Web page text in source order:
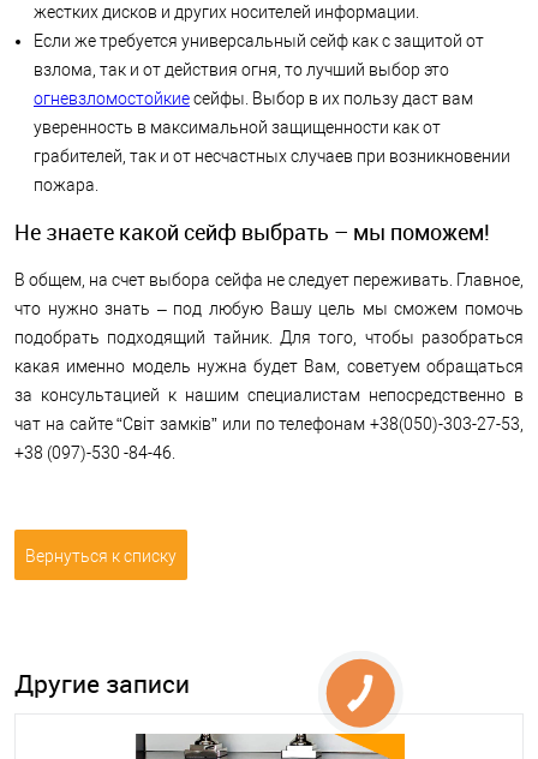
жестких дисков и других носителей информации.
Если же требуется универсальный сейф как с защитой от
взлома, так и от действия огня, то лучший выбор это
огневзломостойкиесейфы. Выбор в их пользу даст вам
уверенность в максимальной защищенности как от
грабителей, так и от несчастных случаев при возникновении
пожара.
Не знаете какой сейф выбрать – мы поможем!
В общем, на счет выбора сейфа не следует переживать. Главное,
что нужно знать – под любую Вашу цель мы сможем помочь
подобрать подходящий тайник. Для того, чтобы разобраться
какая именно модель нужна будет Вам, советуем обращаться
за консультацией к нашим специалистам непосредственно в
чат на сайте “Світ замків” или по телефонам +38(050)-303-27-53,
+38 (097)-530 -84-46.
Вернуться к списку
Другие записи